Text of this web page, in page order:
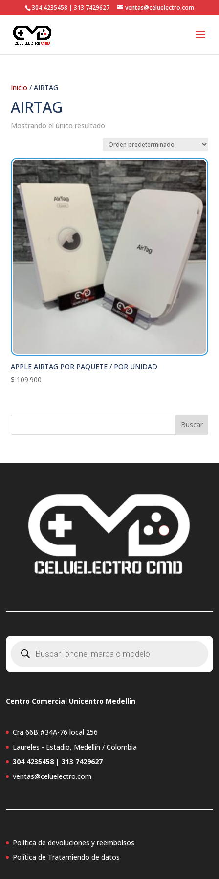
304 4235458 | 313 7429627 ventas@celuelectro.com
Inicio / AIRTAG
AIRTAG
Mostrando el único resultado
APPLE AIRTAG POR PAQUETE / POR UNIDAD
$ 109.900
Buscar
Centro Comercial Unicentro Medellín
Cra 66B #34A-76 local 256
Laureles - Estadio, Medellín / Colombia
304 4235458 | 313 7429627
ventas@celuelectro.com
Política de devoluciones y reembolsos
Política de Tratamiendo de datos